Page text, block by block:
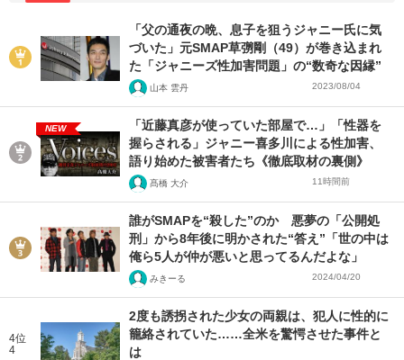
「父の通夜の晩、息子を狙うジャニー氏に気
づいた」元SMAP草彅剛（49）が巻き込まれ
た「ジャニーズ性加害問題」の“数奇な因縁”
山本 雲丹 2023/08/04
NEW
「近藤真彦が使っていた部屋で…」「性器を
握らされる」ジャニー喜多川による性加害、
語り始めた被害者たち《徹底取材の裏側》
髙橋 大介 11時間前
誰がSMAPを“殺した”のか 悪夢の「公開処
刑」から8年後に明かされた“答え”「世の中は
俺ら5人が仲が悪いと思ってるんだよな」
みきーる 2024/04/20
4位
4
2度も誘拐された少女の両親は、犯人に性的に
籠絡されていた……全米を驚愕させた事件と
は